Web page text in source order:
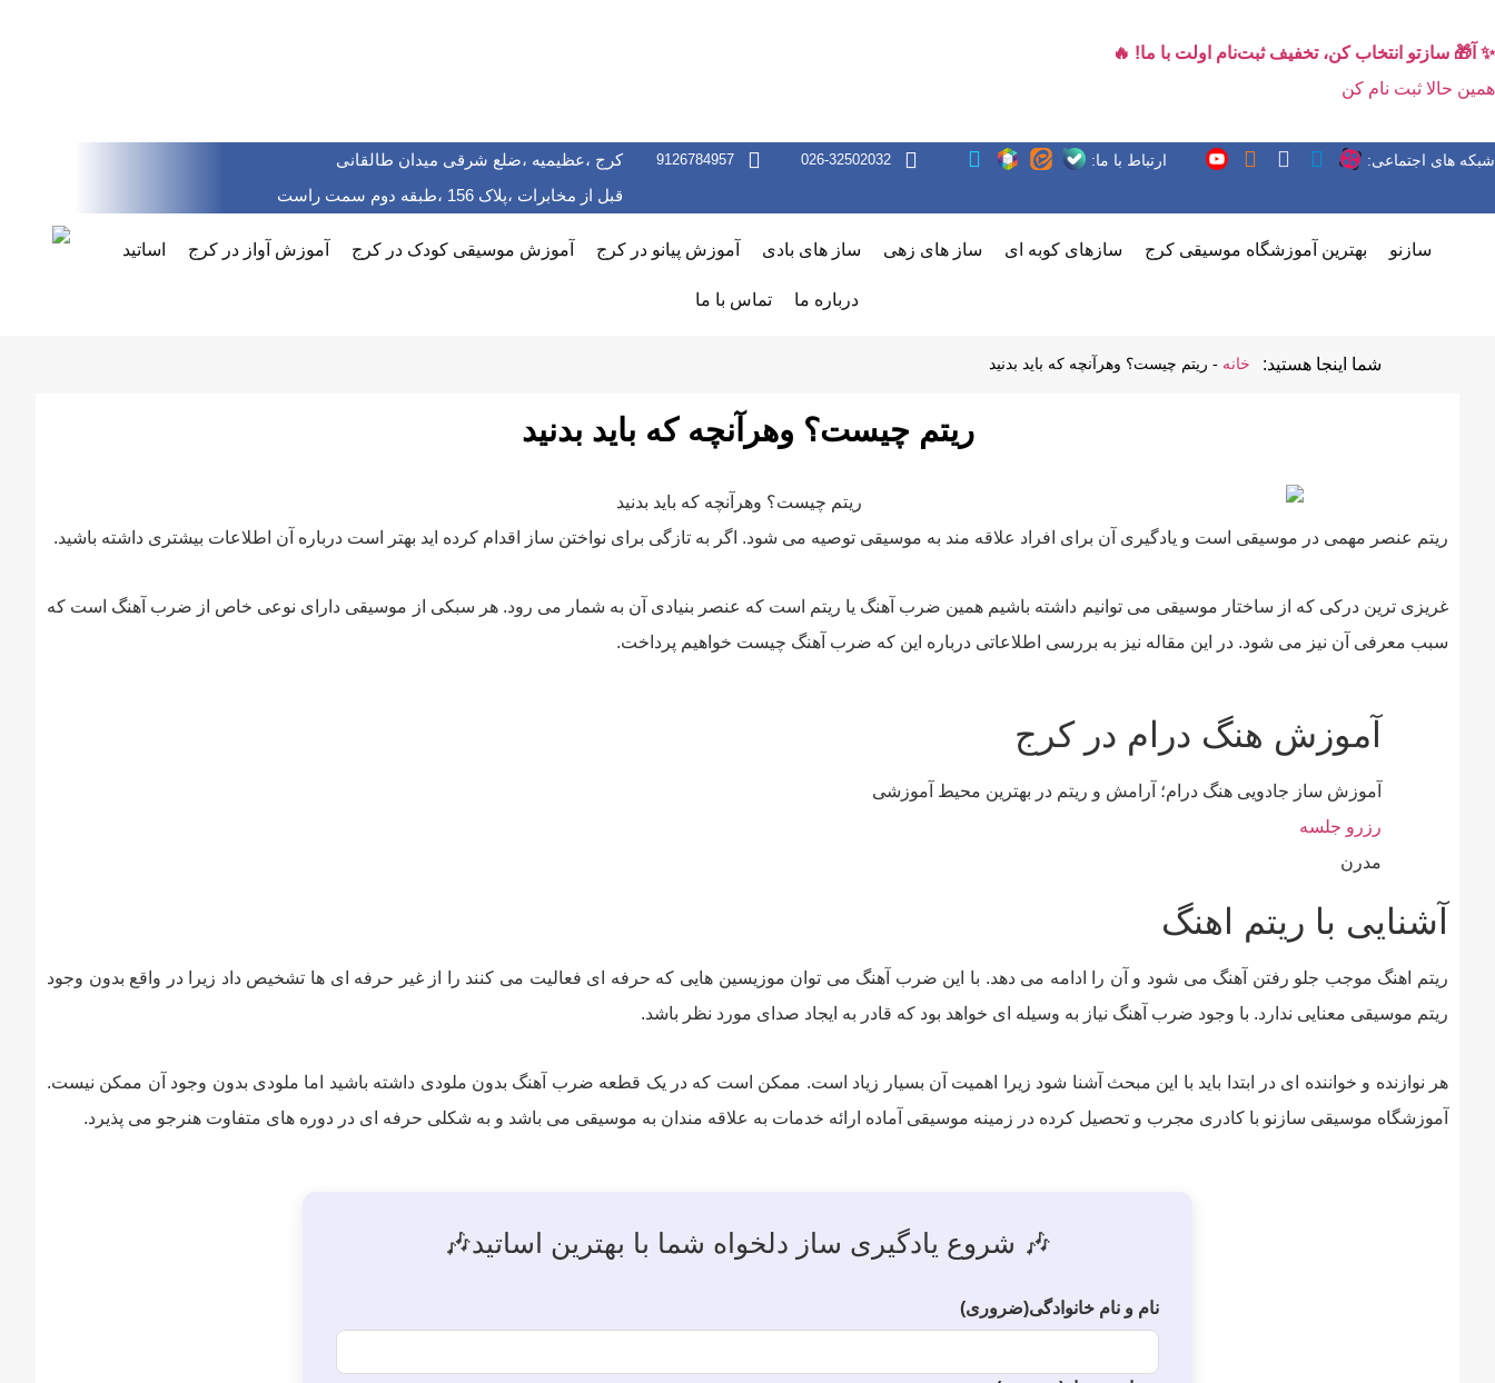
✨ آ🎁 سازتو انتخاب کن، تخفیف ثبت‌نام اولت با ما! 🔥
همین حالا ثبت نام کن
شبکه های اجتماعی: ارتباط با ما: 026-32502032
9126784957
کرج ،عظیمیه ،ضلع شرقی میدان طالقانی
قبل از مخابرات ،پلاک 156 ،طبقه دوم سمت راست
سازنو بهترین آموزشگاه موسیقی کرج سازهای کوبه ای ساز های زهی ساز های بادی آموزش پیانو در کرج آموزش موسیقی کودک در کرج آموزش آواز در کرج اساتید
درباره ما تماس با ما
شما اینجا هستید: خانه - ریتم چیست؟ وهرآنچه که باید بدنید
ریتم چیست؟ وهرآنچه که باید بدنید
ریتم عنصر مهمی در موسیقی است و یادگیری آن برای افراد علاقه مند به موسیقی توصیه می شود. اگر به تازگی برای نواختن ساز اقدام کرده اید بهتر است درباره آن اطلاعات بیشتری داشته باشید.
غریزی ترین درکی که از ساختار موسیقی می توانیم داشته باشیم همین ضرب آهنگ یا ریتم است که عنصر بنیادی آن به شمار می رود. هر سبکی از موسیقی دارای نوعی خاص از ضرب آهنگ است که
سبب معرفی آن نیز می شود. در این مقاله نیز به بررسی اطلاعاتی درباره این که ضرب آهنگ چیست خواهیم پرداخت.
آموزش هنگ درام در کرج
آموزش ساز جادویی هنگ درام؛ آرامش و ریتم در بهترین محیط آموزشی
رزرو جلسه
مدرن
آشنایی با ریتم اهنگ
ریتم اهنگ موجب جلو رفتن آهنگ می شود و آن را ادامه می دهد. با این ضرب آهنگ می توان موزیسین هایی که حرفه ای فعالیت می کنند را از غیر حرفه ای ها تشخیص داد زیرا در واقع بدون وجود
ریتم موسیقی معنایی ندارد. با وجود ضرب آهنگ نیاز به وسیله ای خواهد بود که قادر به ایجاد صدای مورد نظر باشد.
هر نوازنده و خواننده ای در ابتدا باید با این مبحث آشنا شود زیرا اهمیت آن بسیار زیاد است. ممکن است که در یک قطعه ضرب آهنگ بدون ملودی داشته باشید اما ملودی بدون وجود آن ممکن نیست.
آموزشگاه موسیقی سازنو با کادری مجرب و تحصیل کرده در زمینه موسیقی آماده ارائه خدمات به علاقه مندان به موسیقی می باشد و به شکلی حرفه ای در دوره های متفاوت هنرجو می پذیرد.
🎶 شروع یادگیری ساز دلخواه شما با بهترین اساتید🎶
نام و نام خانوادگی(ضروری)